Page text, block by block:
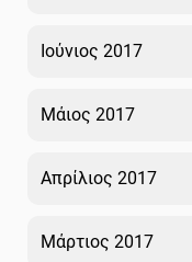
Ιούνιος 2017
Μάιος 2017
Απρίλιος 2017
Μάρτιος 2017